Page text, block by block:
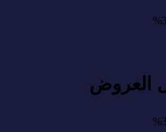
العروض